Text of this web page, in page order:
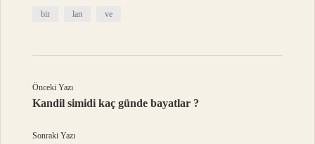
bir lan ve
Önceki Yazı
Kandil simidi kaç günde bayatlar ?
Sonraki Yazı